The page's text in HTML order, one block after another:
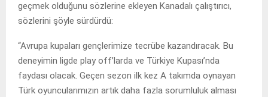
geçmek olduğunu sözlerine ekleyen Kanadalı çalıştırıcı,
sözlerini şöyle sürdürdü:
“Avrupa kupaları gençlerimize tecrübe kazandıracak. Bu
deneyimin ligde play off’larda ve Türkiye Kupası’nda
faydası olacak. Geçen sezon ilk kez A takımda oynayan
Türk oyuncularımızın artık daha fazla sorumluluk alması